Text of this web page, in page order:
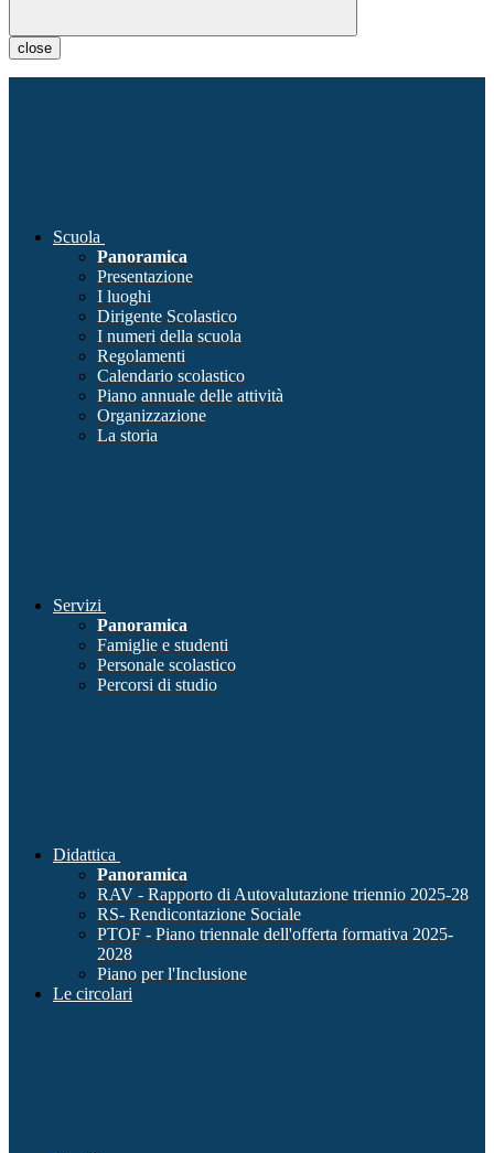
close
Scuola
Panoramica
Presentazione
I luoghi
Dirigente Scolastico
I numeri della scuola
Regolamenti
Calendario scolastico
Piano annuale delle attività
Organizzazione
La storia
Servizi
Panoramica
Famiglie e studenti
Personale scolastico
Percorsi di studio
Didattica
Panoramica
RAV - Rapporto di Autovalutazione triennio 2025-28
RS- Rendicontazione Sociale
PTOF - Piano triennale dell'offerta formativa 2025-
2028
Piano per l'Inclusione
Le circolari